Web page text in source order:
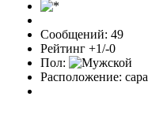
Сообщений: 49
Рейтинг +1/-0
Пол:
Расположение: